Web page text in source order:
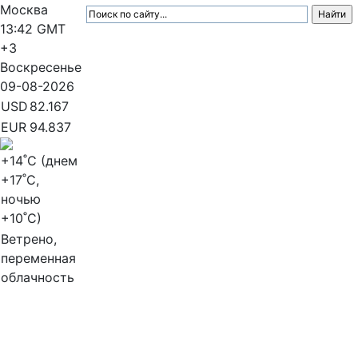
Москва
13:42 GMT
+3
Воскресенье
09-08-2026
USD 82.167
EUR 94.837
+14˚C (днем
+17˚C,
ночью
+10˚C)
Ветрено,
переменная
облачность